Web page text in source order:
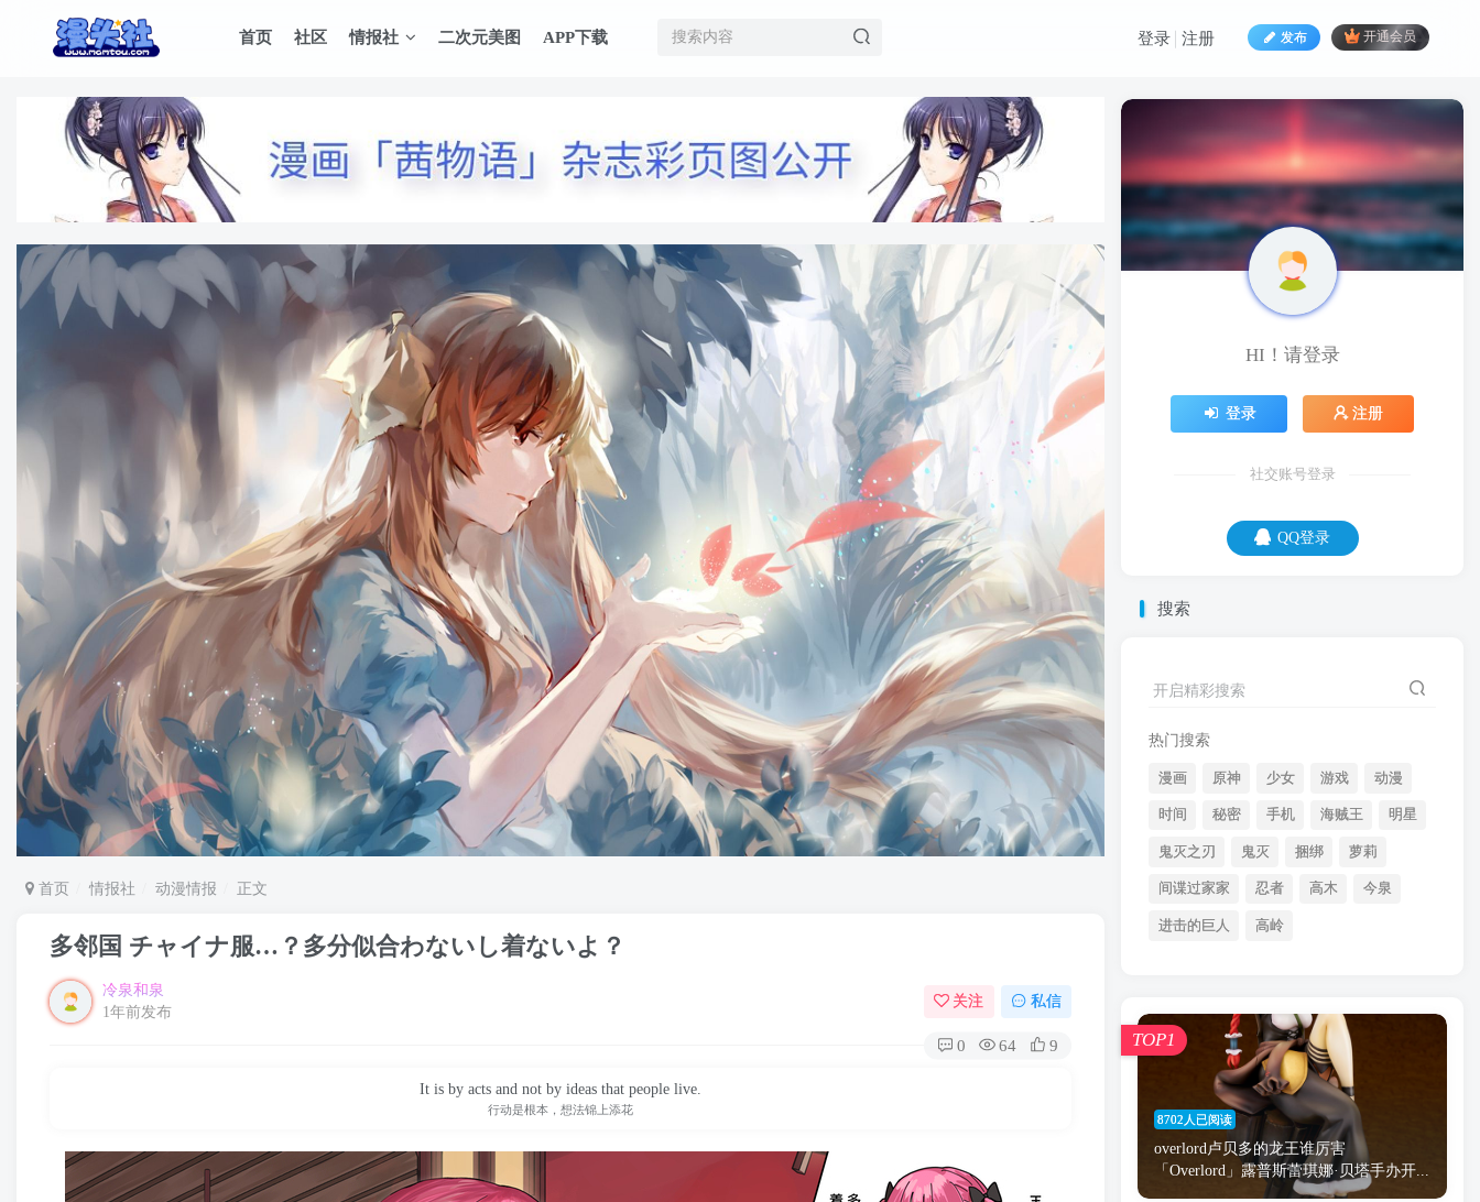
首页 社区 情报社 二次元美图 APP下载 发布 开通会员
登录 注册
首页 情报社 动漫情报 正文
多邻国 チャイナ服…？多分似合わないし着ないよ？
冷泉和泉
1年前发布
关注 私信
0 64 9
It is by acts and not by ideas that people live.
行动是根本，想法锦上添花
HI！请登录
登录 注册
社交账号登录
QQ登录
搜索
开启精彩搜索
热门搜索
漫画 原神 少女 游戏 动漫
时间 秘密 手机 海贼王 明星
鬼灭之刃 鬼灭 捆绑 萝莉
间谍过家家 忍者 高木 今泉
进击的巨人 高岭
8702人已阅读
overlord卢贝多的龙王谁厉害
「Overlord」露普斯蕾琪娜·贝塔手办开...
TOP1
HI！请登录
登录 注册
社交账号登录
QQ登录
鱼和熊掌不可兼得，但单身和穷可以！
时间 秘密 手机 海贼王
鬼灭 捆绑 萝莉
间谍过家家 忍者 高木
进击的巨人 高岭